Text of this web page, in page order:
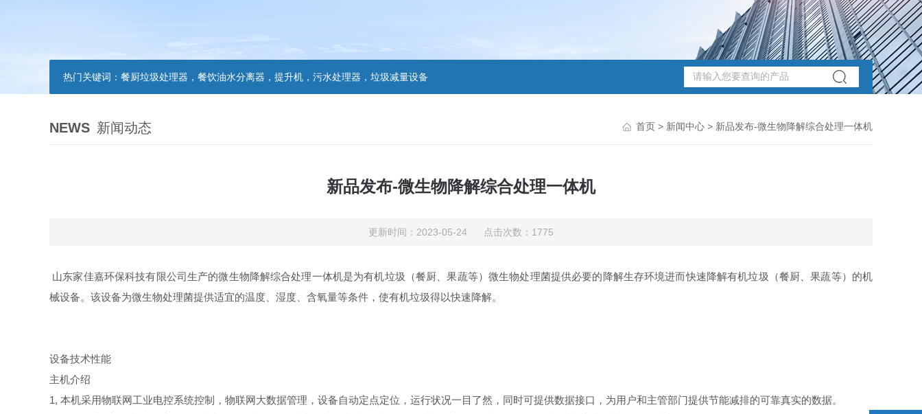
热门关键词： 餐厨垃圾处理器，餐饮油水分离器，提升机，污水处理器，垃圾减量设备
NEWS 新闻动态 首页 > 新闻中心 > 新品发布-微生物降解综合处理一体机
新品发布-微生物降解综合处理一体机
更新时间：2023-05-24 点击次数：1775
山东家佳嘉环保科技有限公司生产的微生物降解综合处理一体机是为有机垃圾（餐厨、果蔬等）微生物处理菌提供必要的降解生存环境进而快速降解有机垃圾（餐厨、果蔬等）的机
械设备。该设备为微生物处理菌提供适宜的温度、湿度、含氧量等条件，使有机垃圾得以快速降解。
设备技术性能
主机介绍
1, 本机采用物联网工业电控系统控制，物联网大数据管理，设备自动定点定位，运行状况一目了然，同时可提供数据接口，为用户和主管部门提供节能减排的可靠真实的数据。